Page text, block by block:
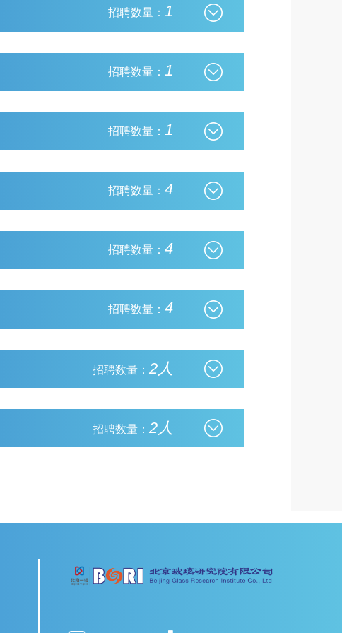
招聘数量： 1
招聘数量： 1
招聘数量： 1
招聘数量： 4
招聘数量： 4
招聘数量： 4
招聘数量： 2人
招聘数量： 2人